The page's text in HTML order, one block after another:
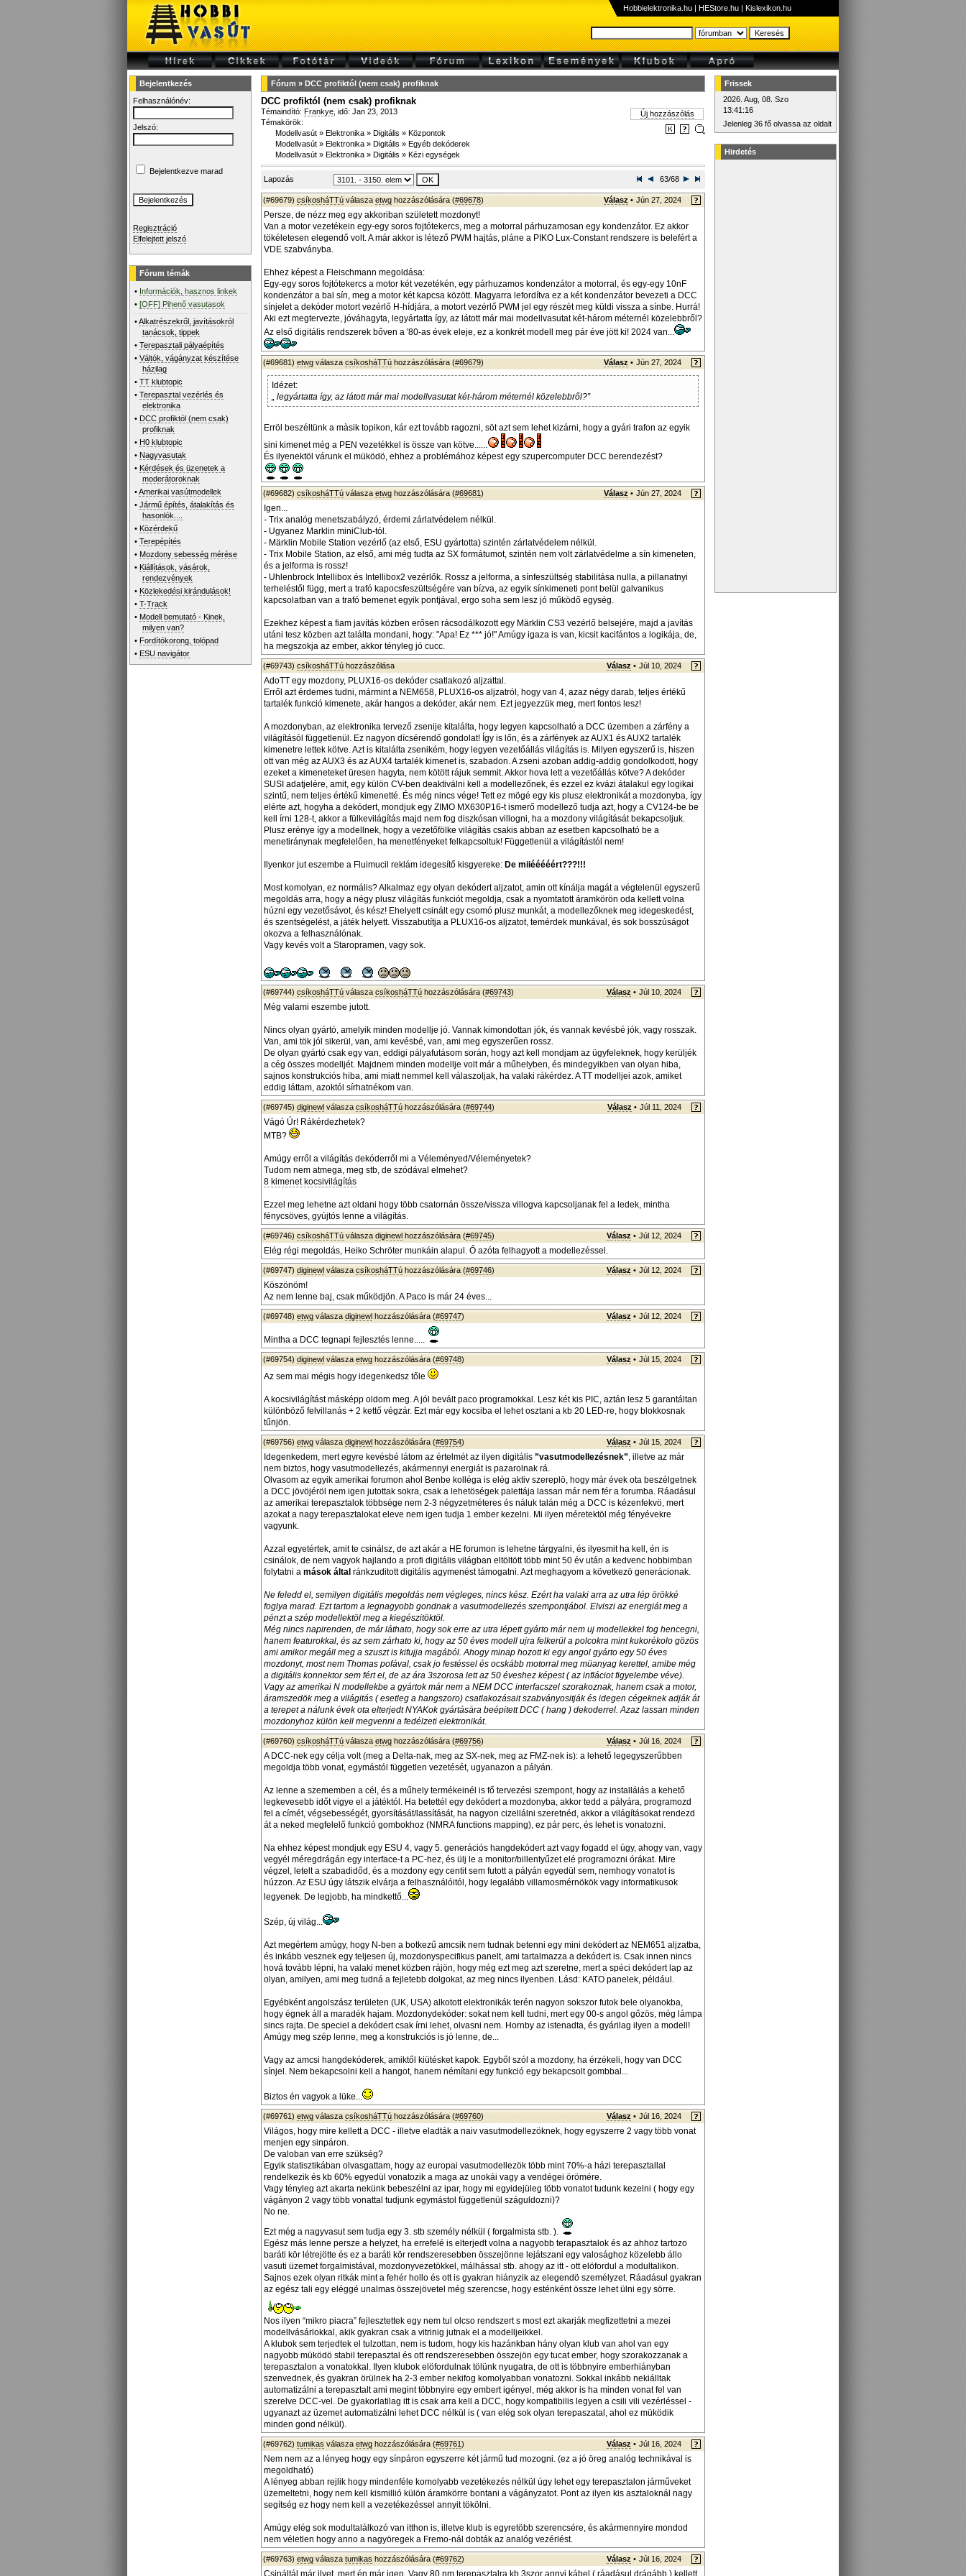
Hobbielektronika.hu | HEStore.hu | Kislexikon.hu
Bejelentkezés
Felhasználónév:
Jelszó:
Bejelentkezve marad
Regisztráció
Elfelejtett jelszó
Fórum témák
• Információk, hasznos linkek
•[OFF] Pihenő vasutasok
•Alkatrészekről, javításokról
tanácsok, tippek
•Terepasztali pályaépítés
•Váltók, vágányzat készítése
házilag
•TT klubtopic
•Terepasztal vezérlés és
elektronika
• DCC profiktól (nem csak)
profiknak
• H0 klubtopic
• Nagyvasutak
• Kérdések és üzenetek a
moderátoroknak
•Amerikai vasútmodellek
•Jármű építés, átalakítás és
hasonlók....
• Közérdekű
•Terepépítés
• Mozdony sebesség mérése
• Kiállítások, vásárok,
rendezvények
• Közlekedési kirándulások!
•T-Track
• Modell bemutató - Kinek,
milyen van?
• Fordítókorong, tolópad
• ESU navigátor
Fórum » DCC profiktól (nem csak) profiknak
DCC profiktól (nem csak) profiknak
Témaindító: Frankye , idő: Jan 23, 2013
Témakörök:
Modellvasút » Elektronika » Digitális » Központok
Modellvasút » Elektronika » Digitális » Egyéb dekóderek
Modellvasút » Elektronika » Digitális » Kézi egységek
Új hozzászólás
Lapozás 63/68
(#69679) csíkosháTTú válasza etwg hozzászólására (#69678) Válasz • Jún 27, 2024
Persze, de nézz meg egy akkoriban született mozdonyt!
Van a motor vezetékein egy-egy soros fojtótekercs, meg a motorral párhuzamosan egy kondenzátor. Ez akkor
tökéletesen elegendő volt. A már akkor is létező PWM hajtás, pláne a PIKO Lux-Constant rendszere is belefért a
VDE szabványba.
Ehhez képest a Fleischmann megoldása:
Egy-egy soros fojtótekercs a motor két vezetékén, egy párhuzamos kondenzátor a motorral, és egy-egy 10nF
kondenzátor a bal sín, meg a motor két kapcsa között. Magyarra lefordítva ez a két kondenzátor bevezeti a DCC
sínjelet a dekóder motort vezérlő H-hídjára, a motort vezérlő PWM jel egy részét meg küldi vissza a sínbe. Hurrá!
Aki ezt megtervezte, jóváhagyta, legyártatta így, az látott már mai modellvasutat két-három méternél közelebbről?
Az első digitális rendszerek bőven a '80-as évek eleje, ez a konkrét modell meg pár éve jött ki! 2024 van...
(#69681) etwg válasza csíkosháTTú hozzászólására (#69679) Válasz • Jún 27, 2024
Idézet:
„ legyártatta így, az látott már mai modellvasutat két-három méternél közelebbről?”
Erröl beszéltünk a màsik topikon, kár ezt tovább ragozni, söt azt sem lehet kizárni, hogy a gyári trafon az egyik
sini kimenet még a PEN vezetékkel is össze van kötve......
És ilyenektöl várunk el müködö, ehhez a problémához képest egy szupercomputer DCC berendezést?
(#69682) csíkosháTTú válasza etwg hozzászólására (#69681) Válasz • Jún 27, 2024
Igen...
- Trix analóg menetszabályzó, érdemi zárlatvédelem nélkül.
- Ugyanez Marklin miniClub-tól.
- Märklin Mobile Station vezérlő (az első, ESU gyártotta) szintén zárlatvédelem nélkül.
- Trix Mobile Station, az első, ami még tudta az SX formátumot, szintén nem volt zárlatvédelme a sín kimeneten,
és a jelforma is rossz!
- Uhlenbrock Intellibox és Intellibox2 vezérlők. Rossz a jelforma, a sínfeszültség stabilitása nulla, a pillanatnyi
terheléstől függ, mert a trafó kapocsfeszültségére van bízva, az egyik sínkimeneti pont belül galvanikus
kapcsolatban van a trafó bemenet egyik pontjával, ergo soha sem lesz jó működő egység.
Ezekhez képest a fiam javítás közben erősen rácsodálkozott egy Märklin CS3 vezérlő belsejére, majd a javítás
utáni tesz közben azt találta mondani, hogy: "Apa! Ez *** jó!" Amúgy igaza is van, kicsit kacifántos a logikája, de,
ha megszokja az ember, akkor tényleg jó cucc.
(#69743) csíkosháTTú hozzászólása Válasz • Júl 10, 2024
AdoTT egy mozdony, PLUX16-os dekóder csatlakozó aljzattal.
Erről azt érdemes tudni, mármint a NEM658, PLUX16-os aljzatról, hogy van 4, azaz négy darab, teljes értékű
tartalék funkció kimenete, akár hangos a dekóder, akár nem. Ezt jegyezzük meg, mert fontos lesz!
A mozdonyban, az elektronika tervező zsenije kitalálta, hogy legyen kapcsolható a DCC üzemben a zárfény a
világításól függetlenül. Ez nagyon dícsérendő gondolat! Így is lőn, és a zárfények az AUX1 és AUX2 tartalék
kimenetre lettek kötve. Azt is kitalálta zsenikém, hogy legyen vezetőállás világítás is. Milyen egyszerű is, hiszen
ott van még az AUX3 és az AUX4 tartalék kimenet is, szabadon. A zseni azoban addig-addig gondolkodott, hogy
ezeket a kimeneteket üresen hagyta, nem kötött rájuk semmit. Akkor hova lett a vezetőállás kötve? A dekóder
SUSI adatjelére, amit, egy külön CV-ben deaktiválni kell a modellezőnek, és ezzel ez kvázi átalakul egy logikai
szintű, nem teljes értékű kimenetté. És még nincs vége! Tett ez mögé egy kis plusz elektronikát a mozdonyba, így
elérte azt, hogyha a dekódert, mondjuk egy ZIMO MX630P16-t ismerő modellező tudja azt, hogy a CV124-be be
kell írni 128-t, akkor a fülkevilágítás majd nem fog diszkósan villogni, ha a mozdony világítását bekapcsoljuk.
Plusz erénye így a modellnek, hogy a vezetőfölke világítás csakis abban az esetben kapcsolható be a
menetiránynak megfelelően, ha menetfényeket felkapcsoltuk! Függetlenül a világítástól nem!
Ilyenkor jut eszembe a Fluimucil reklám idegesítő kisgyereke: De miiééééért???!!!
Most komolyan, ez normális? Alkalmaz egy olyan dekódert aljzatot, amin ott kínálja magát a végtelenül egyszerű
megoldás arra, hogy a négy plusz világítás funkciót megoldja, csak a nyomtatott áramkörön oda kellett volna
húzni egy vezetősávot, és kész! Ehelyett csinált egy csomó plusz munkát, a modellezőknek meg idegeskedést,
és szentségelést, a játék helyett. Visszabutítja a PLUX16-os aljzatot, temérdek munkával, és sok bosszúságot
okozva a felhasználónak.
Vagy kevés volt a Staropramen, vagy sok.
(#69744) csíkosháTTú válasza csíkosháTTú hozzászólására (#69743) Válasz • Júl 10, 2024
Még valami eszembe jutott.
Nincs olyan gyártó, amelyik minden modellje jó. Vannak kimondottan jók, és vannak kevésbé jók, vagy rosszak.
Van, ami tök jól sikerül, van, ami kevésbé, van, ami meg egyszerűen rossz.
De olyan gyártó csak egy van, eddigi pályafutásom során, hogy azt kell mondjam az ügyfeleknek, hogy kerüljék
a cég összes modelljét. Majdnem minden modellje volt már a műhelyben, és mindegyikben van olyan hiba,
sajnos konstrukciós hiba, ami miatt nemmel kell válaszoljak, ha valaki rákérdez. A TT modelljei azok, amiket
eddig láttam, azoktól sírhatnékom van.
(#69745) diginewl válasza csíkosháTTú hozzászólására (#69744) Válasz • Júl 11, 2024
Vágó Úr! Rákérdezhetek?
MTB?
Amúgy erről a világítás dekóderről mi a Véleményed/Véleményetek?
Tudom nem atmega, meg stb, de szódával elmehet?
8 kimenet kocsivilágítás
Ezzel meg lehetne azt oldani hogy több csatornán össze/vissza villogva kapcsoljanak fel a ledek, mintha
fénycsöves, gyújtós lenne a világítás.
(#69746) csíkosháTTú válasza diginewl hozzászólására (#69745) Válasz • Júl 12, 2024
Elég régi megoldás, Heiko Schröter munkáin alapul. Ő azóta felhagyott a modellezéssel.
(#69747) diginewl válasza csíkosháTTú hozzászólására (#69746) Válasz • Júl 12, 2024
Köszönöm!
Az nem lenne baj, csak működjön. A Paco is már 24 éves...
(#69748) etwg válasza diginewl hozzászólására (#69747) Válasz • Júl 12, 2024
Mintha a DCC tegnapi fejlesztés lenne.....
(#69754) diginewl válasza etwg hozzászólására (#69748) Válasz • Júl 15, 2024
Az sem mai mégis hogy idegenkedsz tőle
A kocsivilágítást másképp oldom meg. A jól bevált paco programokkal. Lesz két kis PIC, aztán lesz 5 garantáltan
különböző felvillanás + 2 kettő végzár. Ezt már egy kocsiba el lehet osztani a kb 20 LED-re, hogy blokkosnak
tűnjön.
(#69756) etwg válasza diginewl hozzászólására (#69754) Válasz • Júl 15, 2024
Idegenkedem, mert egyre kevésbé látom az értelmét az ilyen digitális ”vasutmodellezésnek”, illetve az már
nem biztos, hogy vasutmodellezés, akármennyi energiát is pazarolnak rá.
Olvasom az egyik amerikai forumon ahol Benbe kolléga is elég aktiv szereplö, hogy már évek ota beszélgetnek
a DCC jövöjéröl nem igen jutottak sokra, csak a lehetöségek palettája lassan már nem fér a forumba. Ráadásul
az amerikai terepasztalok többsége nem 2-3 négyzetméteres és náluk talán még a DCC is kézenfekvö, mert
azokat a nagy terepasztalokat eleve nem igen tudja 1 ember kezelni. Mi ilyen méretektöl még fényévekre
vagyunk.
Azzal egyetértek, amit te csinálsz, de azt akár a HE forumon is lehetne tárgyalni, és ilyesmit ha kell, én is
csinálok, de nem vagyok hajlando a profi digitális világban eltöltött több mint 50 év után a kedvenc hobbimban
folytatni a mások által ránkzuditott digitális agymenést támogatni. Azt meghagyom a következö generácionak.
Ne feledd el, semilyen digitális megoldás nem végleges, nincs kész. Ezért ha valaki arra az utra lép örökké
foglya marad. Ezt tartom a legnagyobb gondnak a vasutmodellezés szempontjábol. Elviszi az energiát meg a
pénzt a szép modellektöl meg a kiegészitöktöl.
Még nincs napirenden, de már láthato, hogy sok erre az utra lépett gyárto már nem uj modellekkel fog hencegni,
hanem featurokkal, és az sem zárhato ki, hogy az 50 éves modell ujra felkerül a polcokra mint kukorékolo gözös
ami amikor megáll meg a szuszt is kifujja magából. Ahogy minap hozott ki egy angol gyárto egy 50 éves
mozdonyt, most nem Thomas pofával, csak jo festéssel és ocskább motorral meg müanyag kerettel, amibe még
a digitális konnektor sem fért el, de az ára 3szorosa lett az 50 éveshez képest ( az infláciot figyelembe véve).
Vagy az amerikai N modellekbe a gyártok már nem a NEM DCC interfacszel szorakoznak, hanem csak a motor,
áramszedök meg a világitás ( esetleg a hangszoro) csatlakozásait szabványositják és idegen cégeknek adják át
a terepet a nálunk évek ota elterjedt NYAKok gyártására beépitett DCC ( hang ) dekoderrel. Azaz lassan minden
mozdonyhoz külön kell megvenni a fedélzeti elektronikát.
(#69760) csíkosháTTú válasza etwg hozzászólására (#69756) Válasz • Júl 16, 2024
A DCC-nek egy célja volt (meg a Delta-nak, meg az SX-nek, meg az FMZ-nek is): a lehető legegyszerűbben
megoldja több vonat, egymástól független vezetését, ugyanazon a pályán.
Az lenne a szememben a cél, és a műhely termékeinél is fő tervezési szempont, hogy az installálás a kehető
legkevesebb időt vigye el a játéktól. Ha betettél egy dekódert a mozdonyba, akkor tedd a pályára, programozd
fel a címét, végsebességét, gyorsítását/lassítását, ha nagyon cizellálni szeretnéd, akkor a világításokat rendezd
át a neked megfelelő funkció gombokhoz (NMRA functions mapping), ez pár perc, és lehet is vonatozni.
Na ehhez képest mondjuk egy ESU 4, vagy 5. generációs hangdekódert azt vagy fogadd el úgy, ahogy van, vagy
vegyél méregdrágán egy interface-t a PC-hez, és ülj le a monitor/billentyűzet elé programozni órákat. Mire
végzel, letelt a szabadidőd, és a mozdony egy centit sem futott a pályán egyedül sem, nemhogy vonatot is
húzzon. Az ESU úgy látszik elvárja a felhasználóitól, hogy legalább villamosmérnökök vagy informatikusok
legyenek. De legjobb, ha mindkettő...
Szép, új világ...
Azt megértem amúgy, hogy N-ben a botkezű amcsik nem tudnak betenni egy mini dekódert az NEM651 aljzatba,
és inkább vesznek egy teljesen új, mozdonyspecifikus panelt, ami tartalmazza a dekódert is. Csak innen nincs
hová tovább lépni, ha valaki menet közben rájön, hogy még ezt meg azt szeretne, mert a spéci dekódert lap az
olyan, amilyen, ami meg tudná a fejletebb dolgokat, az meg nincs ilyenben. Lásd: KATO panelek, például.
Egyébként angolszász területen (UK, USA) alkotott elektronikák terén nagyon sokszor futok bele olyanokba,
hogy égnek áll a maradék hajam. Mozdonydekóder: sokat nem kell tudni, mert egy 00-s angol gőzös, még lámpa
sincs rajta. De speciel a dekódert csak írni lehet, olvasni nem. Hornby az istenadta, és gyárilag ilyen a modell!
Amúgy meg szép lenne, meg a konstrukciós is jó lenne, de...
Vagy az amcsi hangdekóderek, amiktől kiütésket kapok. Egyből szól a mozdony, ha érzékeli, hogy van DCC
sínjel. Nem bekapcsolni kell a hangot, hanem némítani egy funkció egy bekapcsolt gombbal...
Biztos én vagyok a lüke...
(#69761) etwg válasza csíkosháTTú hozzászólására (#69760) Válasz • Júl 16, 2024
Világos, hogy mire kellett a DCC - illetve eladták a naiv vasutmodellezöknek, hogy egyszerre 2 vagy több vonat
menjen egy sinpáron.
De valoban van erre szükség?
Egyik statisztikában olvasgattam, hogy az europai vasutmodellezök több mint 70%-a házi terepasztallal
rendelkezik és kb 60% egyedül vonatozik a maga az unokái vagy a vendégei örömére.
Vagy tényleg azt akarta nekünk bebeszélni az ipar, hogy mi egyidejüleg több vonatot tudunk kezelni ( hogy egy
vágányon 2 vagy több vonattal tudjunk egymástol függetlenül száguldozni)?
No ne.
Ezt még a nagyvasut sem tudja egy 3. stb személy nélkül ( forgalmista stb. ).
Egész más lenne persze a helyzet, ha errefelé is elterjedt volna a nagyobb terapasztalok és az ahhoz tartozo
baráti kör létrejötte és ez a baráti kör rendszeresebben összejönne lejátszani egy valosághoz közelebb állo
vasuti üzemet forgalmistával, mozdonyvezetökkel, málhással stb. ahogy az itt - ott elöfordul a modultalikon.
Sajnos ezek olyan ritkák mint a fehér hollo és ott is gyakran hiányzik az elegendö személyzet. Ráadásul gyakran
az egész tali egy eléggé unalmas összejövetel még szerencse, hogy esténként össze lehet ülni egy sörre.
Nos ilyen “mikro piacra” fejlesztettek egy nem tul olcso rendszert s most ezt akarják megfizettetni a mezei
modellvásárlokkal, akik gyakran csak a vitrinig jutnak el a modelljeikkel.
A klubok sem terjedtek el tulzottan, nem is tudom, hogy kis hazánkban hány olyan klub van ahol van egy
nagyobb müködö stabil terepasztal és ott rendszeresebben összejön egy tucat ember, hogy szorakozzanak a
terepasztalon a vonatokkal. Ilyen klubok elöfordulnak tölünk nyugatra, de ott is többnyire emberhiányban
szenvednek, és gyakran örülnek ha 2-3 ember nekifog komolyabban vonatozni. Sokkal inkább nekiálltak
automatizálni a terepasztalt ami megint többnyire egy embert igényel, még akkor is ha minden vonat fel van
szerelve DCC-vel. De gyakorlatilag itt is csak arra kell a DCC, hogy kompatibilis legyen a csili vili vezérléssel -
ugyanazt az üzemet automatizálni lehet DCC nélkül is ( van elég sok olyan terepaszatal, ahol ez müködik
minden gond nélkül).
(#69762) tumikas válasza etwg hozzászólására (#69761) Válasz • Júl 16, 2024
Nem nem az a lényeg hogy egy sínpáron egyszerre két jármű tud mozogni. (ez a jó öreg analóg technikával is
megoldható)
A lényeg abban rejlik hogy mindenféle komolyabb vezetékezés nélkül úgy lehet egy terepasztalon járműveket
üzemeltetni, hogy nem kell kismillió külön áramkörre bontani a vágányzatot. Pont az ilyen kis asztaloknál nagy
segítség ez hogy nem kell a vezetékezéssel annyit tökölni.
Amúgy elég sok modultalálkozó van itthon is, illetve klub is egyretöbb szerencsére, és akármennyire mondod
nem véletlen hogy anno a nagyöregek a Fremo-nál dobták az analóg vezérlést.
(#69763) etwg válasza tumikas hozzászólására (#69762) Válasz • Júl 16, 2024
Csináltál már ilyet, mert én már igen. Vagy 80 nm terepasztalra kb 3szor annyi kábel ( ráadásul drágább ) kellett
Frissek
2026. Aug, 08. Szo
13:41:16
Jelenleg 36 fő olvassa az oldalt
Hirdetés